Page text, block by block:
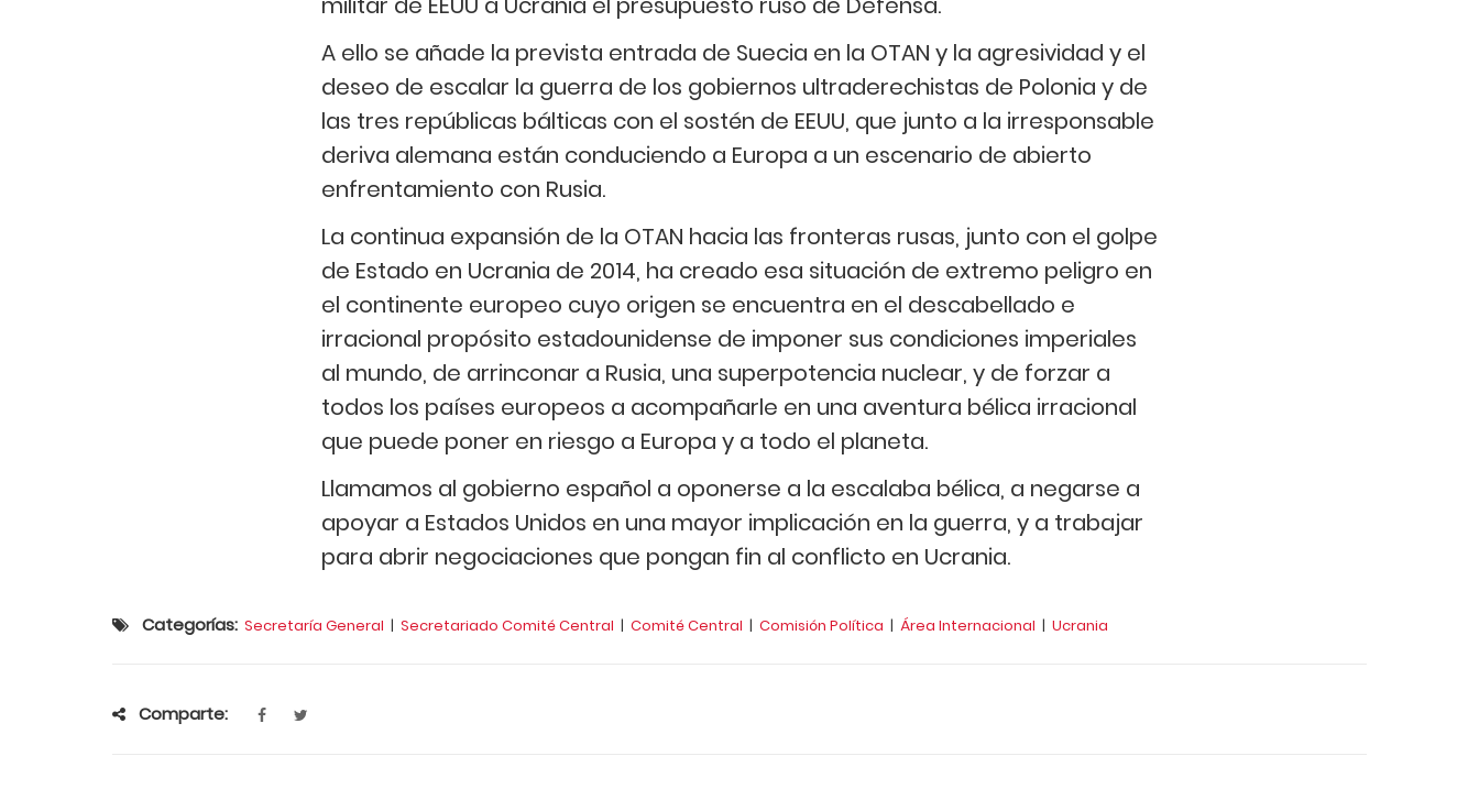
A ello se añade la prevista entrada de Suecia en la OTAN y la agresividad y el
deseo de escalar la guerra de los gobiernos ultraderechistas de Polonia y de
las tres repúblicas bálticas con el sostén de EEUU, que junto a la irresponsable
deriva alemana están conduciendo a Europa a un escenario de abierto
enfrentamiento con Rusia.
La continua expansión de la OTAN hacia las fronteras rusas, junto con el golpe
de Estado en Ucrania de 2014, ha creado esa situación de extremo peligro en
el continente europeo cuyo origen se encuentra en el descabellado e
irracional propósito estadounidense de imponer sus condiciones imperiales
al mundo, de arrinconar a Rusia, una superpotencia nuclear, y de forzar a
todos los países europeos a acompañarle en una aventura bélica irracional
que puede poner en riesgo a Europa y a todo el planeta.
Llamamos al gobierno español a oponerse a la escalaba bélica, a negarse a
apoyar a Estados Unidos en una mayor implicación en la guerra, y a trabajar
para abrir negociaciones que pongan fin al conflicto en Ucrania.
Categorías: Secretaría General | Secretariado Comité Central | Comité Central | Comisión Política | Área Internacional | Ucrania
Comparte: